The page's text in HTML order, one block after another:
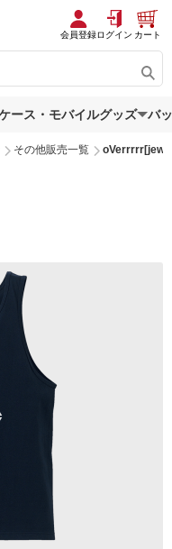
会員登録ログイン カート
ース・モバイルグッズ バ
その他販売一覧